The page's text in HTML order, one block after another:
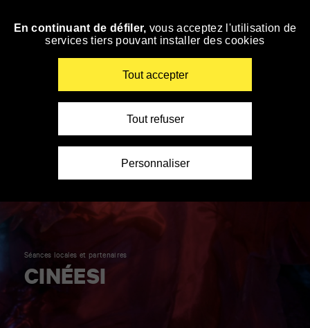
Accéder
Séances locales et partenaires
CINÉESI
En continuant de défiler, vous acceptez l'utilisation de
services tiers pouvant installer des cookies
Tout accepter
Tout refuser
Personnaliser